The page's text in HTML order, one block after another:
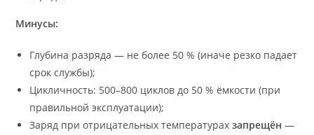
Минусы:
Глубина разряда — не более 50 % (иначе резко падает
срок службы);
Цикличность: 500–800 циклов до 50 % ёмкости (при
правильной эксплуатации);
Заряд при отрицательных температурахзапрещён —